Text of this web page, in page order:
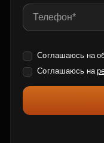
Соглашаюсь на
Соглашаюсь на